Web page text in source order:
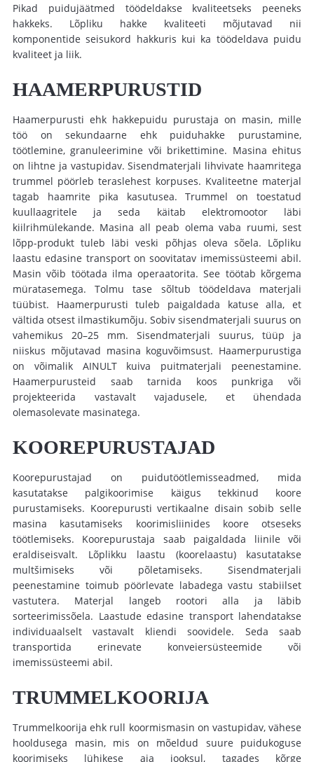
Pikad puidujäätmed töödeldakse kvaliteetseks peeneks
hakkeks. Lõpliku hakke kvaliteeti mõjutavad nii
komponentide seisukord hakkuris kui ka töödeldava puidu
kvaliteet ja liik.
HAAMERPURUSTID
Haamerpurusti ehk hakkepuidu purustaja on masin, mille
töö on sekundaarne ehk puiduhakke purustamine,
töötlemine, granuleerimine või brikettimine. Masina ehitus
on lihtne ja vastupidav. Sisendmaterjali lihvivate haamritega
trummel pöörleb teraslehest korpuses. Kvaliteetne materjal
tagab haamrite pika kasutusea. Trummel on toestatud
kuullaagritele ja seda käitab elektromootor läbi
kiilrihmülekande. Masina all peab olema vaba ruumi, sest
lõpp-produkt tuleb läbi veski põhjas oleva sõela. Lõpliku
laastu edasine transport on soovitatav imemissüsteemi abil.
Masin võib töötada ilma operaatorita. See töötab kõrgema
müratasemega. Tolmu tase sõltub töödeldava materjali
tüübist.
Haamerpurusti tuleb paigaldada katuse alla, et
vältida otsest ilmastikumõju. Sobiv sisendmaterjali suurus on
vahemikus 20–25 mm. Sisendmaterjali suurus, tüüp ja
niiskus mõjutavad masina koguvõimsust. Haamerpurustiga
on võimalik AINULT kuiva puitmaterjali
peenestamine.
Haamerpurusteid saab tarnida koos punkriga või
projekteerida vastavalt vajadusele, et ühendada
olemasolevate masinatega.
KOOREPURUSTAJAD
Koorepurustajad on puidutöötlemisseadmed, mida
kasutatakse palgikoorimise käigus tekkinud koore
purustamiseks. Koorepurusti vertikaalne disain sobib selle
masina kasutamiseks koorimisliinides koore otseseks
töötlemiseks. Koorepurustaja saab paigaldada liinile või
eraldiseisvalt. Lõplikku laastu (koorelaastu) kasutatakse
multšimiseks või põletamiseks. Sisendmaterjali
peenestamine toimub pöörlevate labadega vastu stabiilset
vastutera. Materjal langeb rootori alla ja läbib
sorteerimissõela. Laastude edasine transport lahendatakse
individuaalselt vastavalt kliendi soovidele. Seda saab
transportida erinevate konveiersüsteemide või
imemissüsteemi abil.
TRUMMELKOORIJA
Trummelkoorija ehk rull koormismasin on vastupidav, vähese
hooldusega masin, mis on mõeldud suure puidukoguse
koorimiseks lühikese aja jooksul, tagades kõrge